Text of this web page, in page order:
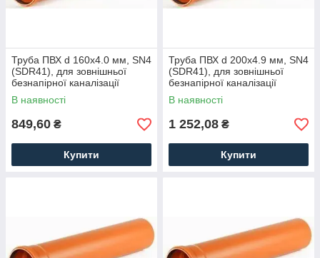
Труба ПВХ d 160x4.0 мм, SN4
(SDR41), для зовнішньої
безнапірної каналізації
В наявності
849,60 ₴
Купити
Труба ПВХ d 200x4.9 мм, SN4
(SDR41), для зовнішньої
безнапірної каналізації
В наявності
1 252,08 ₴
Купити